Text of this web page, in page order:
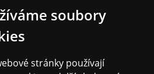
soubory
stránky používají